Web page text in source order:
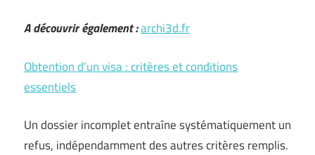
A découvrir également :archi3d.fr
Obtention d’un visa : critères et conditions
essentiels
Un dossier incomplet entraîne systématiquement un
refus, indépendamment des autres critères remplis.